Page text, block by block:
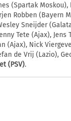
(Spartak Moskou),
Robben (Bayern
Sneijder
Tete (Ajax), Jens
(Ajax), Nick
de Vrij (Lazio),
(PSV).